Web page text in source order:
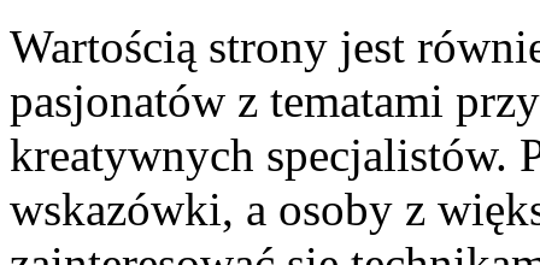
Wartością strony jest
pasjonatów z tematami
kreatywnych specjalistów.
wskazówki, a osoby z